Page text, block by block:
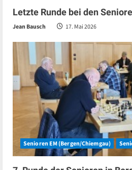
Letzte Runde bei den
Jean Bausch 17. Mai 2026
Senioren EM (Bergen/Chiemgau)